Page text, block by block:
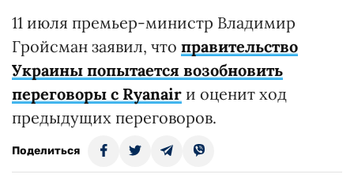
11 июля премьер-министр Владимир
Гройсман заявил, что правительство
Украины попытается возобновить
переговоры с Ryanair и оценит ход
предыдущих переговоров.
Поделиться